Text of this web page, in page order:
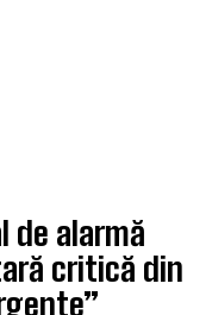
de alarmă
critică din